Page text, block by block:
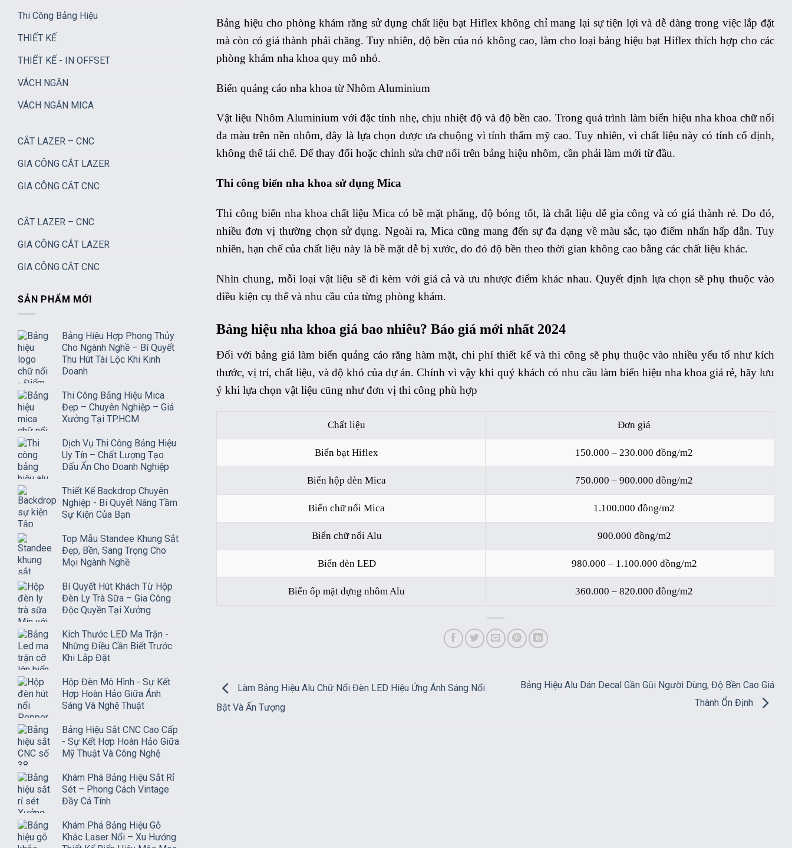
Thi Công Bảng Hiệu
THIẾT KẾ
THIẾT KẾ - IN OFFSET
VÁCH NGĂN
VÁCH NGĂN MICA
CẮT LAZER – CNC
GIA CÔNG CẮT LAZER
GIA CÔNG CẮT CNC
CẮT LAZER – CNC
GIA CÔNG CẮT LAZER
GIA CÔNG CẮT CNC
SẢN PHẨM MỚI
Bảng Hiệu Hợp Phong Thủy
Cho Ngành Nghề – Bí Quyết
Thu Hút Tài Lộc Khi Kinh
Doanh
Thi Công Bảng Hiệu Mica
Đẹp – Chuyên Nghiệp – Giá
Xưởng Tại TP.HCM
Dịch Vụ Thi Công Bảng Hiệu
Uy Tín – Chất Lượng Tạo
Dấu Ấn Cho Doanh Nghiệp
Thiết Kế Backdrop Chuyên
Nghiệp - Bí Quyết Nâng Tầm
Sự Kiện Của Bạn
Top Mẫu Standee Khung Sắt
Đẹp, Bền, Sang Trọng Cho
Mọi Ngành Nghề
Bí Quyết Hút Khách Từ Hộp
Đèn Ly Trà Sữa – Gia Công
Độc Quyền Tại Xưởng
Kích Thước LED Ma Trận -
Những Điều Cần Biết Trước
Khi Lắp Đặt
Hộp Đèn Mô Hình - Sự Kết
Hợp Hoàn Hảo Giữa Ánh
Sáng Và Nghệ Thuật
Bảng Hiệu Sắt CNC Cao Cấp
- Sự Kết Hợp Hoàn Hảo Giữa
Mỹ Thuật Và Công Nghệ
Khám Phá Bảng Hiệu Sắt Rỉ
Sét – Phong Cách Vintage
Đầy Cá Tính
Khám Phá Bảng Hiệu Gỗ
Khắc Laser Nổi – Xu Hướng
Bảng hiệu cho phòng khám răng sử dụng chất liệu bạt Hiflex không chỉ mang lại sự tiện lợi và dễ dàng trong việc lắp đặt
mà còn có giá thành phải chăng. Tuy nhiên, độ bền của nó không cao, làm cho loại bảng hiệu bạt Hiflex thích hợp cho các
phòng khám nha khoa quy mô nhỏ.
Biển quảng cáo nha khoa từ Nhôm Aluminium
Vật liệu Nhôm Aluminium với đặc tính nhẹ, chịu nhiệt độ và độ bền cao. Trong quá trình làm biển hiệu nha khoa chữ nổi
đa màu trên nền nhôm, đây là lựa chọn được ưa chuộng vì tính thẩm mỹ cao. Tuy nhiên, vì chất liệu này có tính cố định,
không thể tái chế. Để thay đổi hoặc chỉnh sửa chữ nổi trên bảng hiệu nhôm, cần phải làm mới từ đầu.
Thi công biển nha khoa sử dụng Mica
Thi công biển nha khoa chất liệu Mica có bề mặt phẳng, độ bóng tốt, là chất liệu dễ gia công và có giá thành rẻ. Do đó,
nhiều đơn vị thường chọn sử dụng. Ngoài ra, Mica cũng mang đến sự đa dạng về màu sắc, tạo điểm nhấn hấp dẫn. Tuy
nhiên, hạn chế của chất liệu này là bề mặt dễ bị xước, do đó độ bền theo thời gian không cao bằng các chất liệu khác.
Nhìn chung, mỗi loại vật liệu sẽ đi kèm với giá cả và ưu nhược điểm khác nhau. Quyết định lựa chọn sẽ phụ thuộc vào
điều kiện cụ thể và nhu cầu của từng phòng khám.
Bảng hiệu nha khoa giá bao nhiêu? Báo giá mới nhất 2024
Đối với bảng giá làm biển quảng cáo răng hàm mặt, chi phí thiết kế và thi công sẽ phụ thuộc vào nhiều yếu tố như kích
thước, vị trí, chất liệu, và độ khó của dự án. Chính vì vậy khi quý khách có nhu cầu làm biển hiệu nha khoa giá rẻ, hãy lưu
ý khi lựa chọn vật liệu cũng như đơn vị thi công phù hợp
Chất liệu Đơn giá
Biển bạt Hiflex 150.000 – 230.000 đồng/m2
Biển hộp đèn Mica 750.000 – 900.000 đồng/m2
Biển chữ nổi Mica 1.100.000 đồng/m2
Biển chữ nổi Alu 900.000 đồng/m2
Biển đèn LED 980.000 – 1.100.000 đồng/m2
Biển ốp mặt dựng nhôm Alu 360.000 – 820.000 đồng/m2
Làm Bảng Hiệu Alu Chữ Nổi Đèn LED Hiệu Ứng Ánh Sáng Nổi
Bật Và Ấn Tượng
Bảng Hiệu Alu Dán Decal Gần Gũi Người Dùng, Độ Bền Cao Giá
Thành Ổn Định